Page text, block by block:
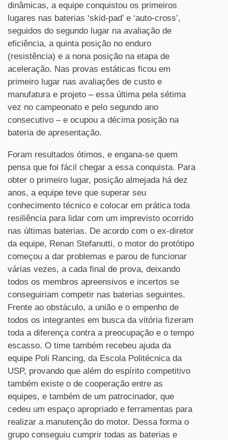
dinâmicas, a equipe conquistou os primeiros
lugares nas baterias ‘skid-pad’ e ‘auto-cross’,
seguidos do segundo lugar na avaliação de
eficiência, a quinta posição no enduro
(resistência) e a nona posição na etapa de
aceleração. Nas provas estáticas ficou em
primeiro lugar nas avaliações de custo e
manufatura e projeto – essa última pela sétima
vez no campeonato e pelo segundo ano
consecutivo – e ocupou a décima posição na
bateria de apresentação.
Foram resultados ótimos, e engana-se quem
pensa que foi fácil chegar a essa conquista. Para
obter o primeiro lugar, posição almejada há dez
anos, a equipe teve que superar seu
conhecimento técnico e colocar em prática toda
resiliência para lidar com um imprevisto ocorrido
nas últimas baterias. De acordo com o ex-diretor
da equipe, Renan Stefanutti, o motor do protótipo
começou a dar problemas e parou de funcionar
várias vezes, a cada final de prova, deixando
todos os membros apreensivos e incertos se
conseguiriam competir nas baterias seguintes.
Frente ao obstáculo, a união e o empenho de
todos os integrantes em busca da vitória fizeram
toda a diferença contra a preocupação e o tempo
escasso. O time também recebeu ajuda da
equipe Poli Rancing, da Escola Politécnica da
USP, provando que além do espírito competitivo
também existe o de cooperação entre as
equipes, e também de um patrocinador, que
cedeu um espaço apropriado e ferramentas para
realizar a manutenção do motor. Dessa forma o
grupo conseguiu cumprir todas as baterias e